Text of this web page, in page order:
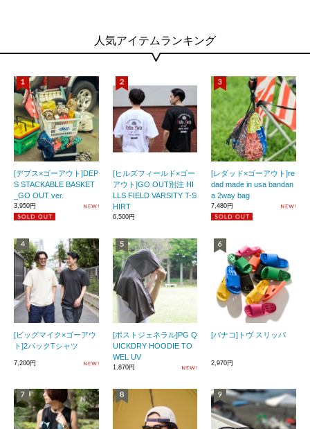
人気アイテムランキング
[デプス×ゴーアウト]DEP
S STACKABLE BASKET
_GO OUT ver.
3,950円
[ヒルズフィールド×ゴー
アウト]GO OUT別注 HI
LLS FIELD VARSITY T-S
HIRT
6,500円
[レダッド×ゴーアウト]re
dad made in usa bandan
a 2way bag
7,480円
[ビッグマイク×ゴーアウ
ト]2パックTシャツ
7,200円
[ポストジェネラル]PG Q
UICKDRY HOODIE TO
WEL UV
1,870円
[バナコ]トヴ スリッパ
2,970円